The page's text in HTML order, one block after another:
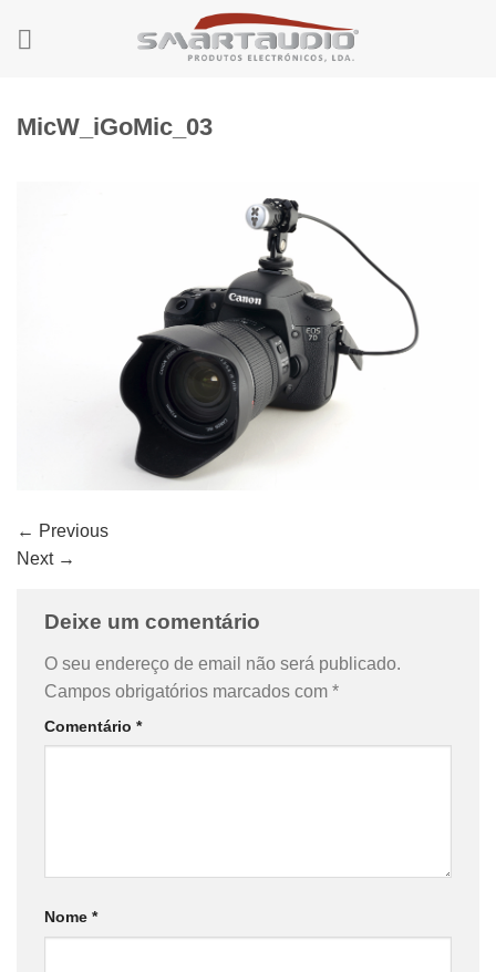
MicW_iGoMic_03
← Previous
Next →
Deixe um comentário
O seu endereço de email não será publicado.
Campos obrigatórios marcados com *
Comentário *
Nome *